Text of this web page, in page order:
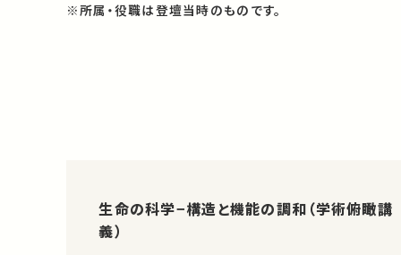
※所属・役職は登壇当時のものです。
生命の科学−構造と機能の調和（学術俯瞰講
義）